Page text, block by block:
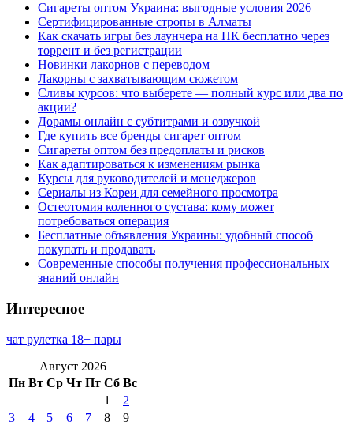
Сигареты оптом Украина: выгодные условия 2026
Сертифицированные стропы в Алматы
Как скачать игры без лаунчера на ПК бесплатно через
торрент и без регистрации
Новинки лакорнов с переводом
Лакорны с захватывающим сюжетом
Сливы курсов: что выберете — полный курс или два по
акции?
Дорамы онлайн с субтитрами и озвучкой
Где купить все бренды сигарет оптом
Сигареты оптом без предоплаты и рисков
Как адаптироваться к изменениям рынка
Курсы для руководителей и менеджеров
Сериалы из Кореи для семейного просмотра
Остеотомия коленного сустава: кому может
потребоваться операция
Бесплатные объявления Украины: удобный способ
покупать и продавать
Современные способы получения профессиональных
знаний онлайн
Интересное
чат рулетка 18+ пары
Август 2026
Пн Вт Ср Чт Пт Сб Вс
1
2
3
4 5 6 7 8
9